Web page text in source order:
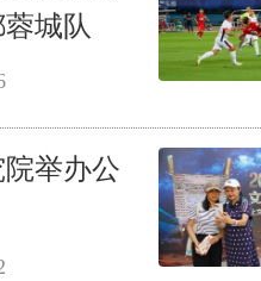
城队
举办公